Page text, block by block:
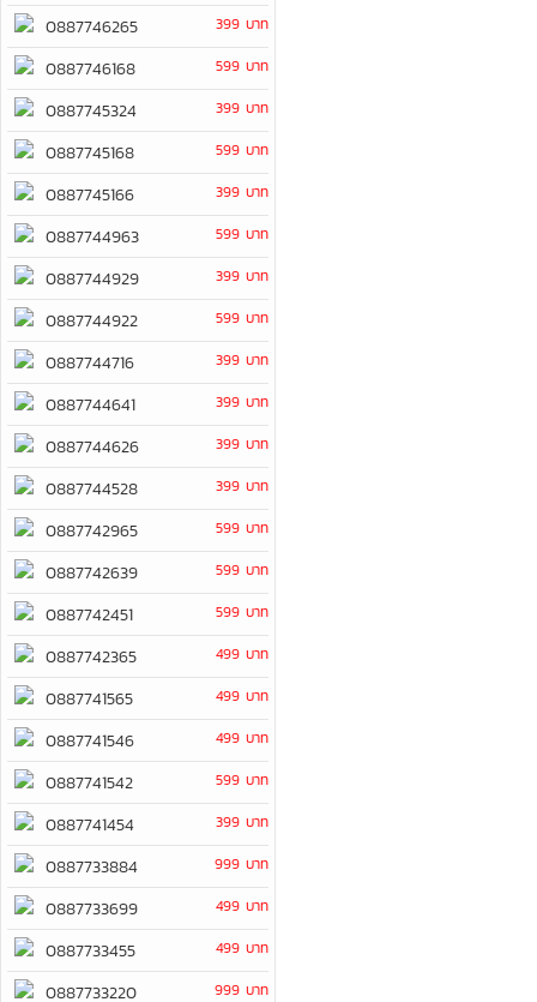
0887746265 399 บาท
0887746168 599 บาท
0887745324 399 บาท
0887745168 599 บาท
0887745166 399 บาท
0887744963 599 บาท
0887744929 399 บาท
0887744922 599 บาท
0887744716 399 บาท
0887744641 399 บาท
0887744626 399 บาท
0887744528 399 บาท
0887742965 599 บาท
0887742639 599 บาท
0887742451 599 บาท
0887742365 499 บาท
0887741565 499 บาท
0887741546 499 บาท
0887741542 599 บาท
0887741454 399 บาท
0887733884 999 บาท
0887733699 499 บาท
0887733455 499 บาท
0887733220 999 บาท